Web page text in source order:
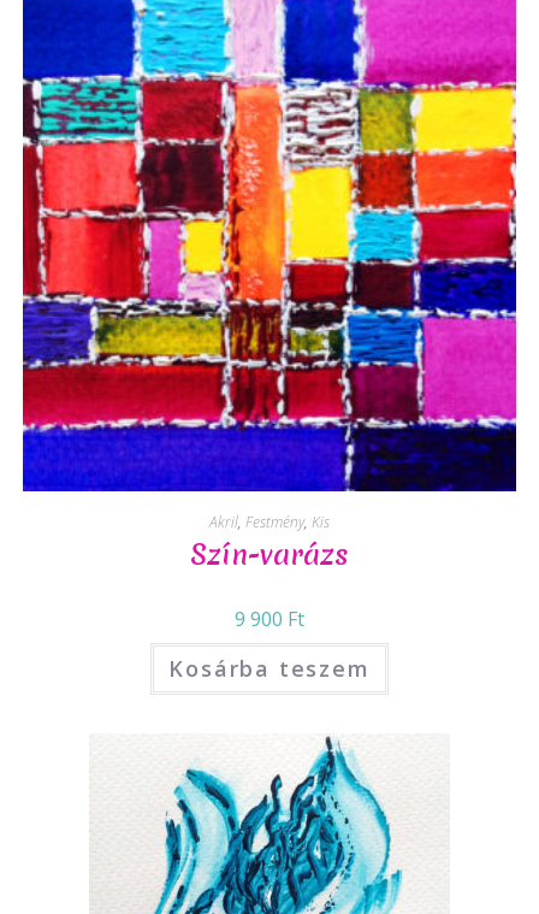
Akril, Festmény, Kis
Szín-varázs
9 900 Ft
Kosárba teszem